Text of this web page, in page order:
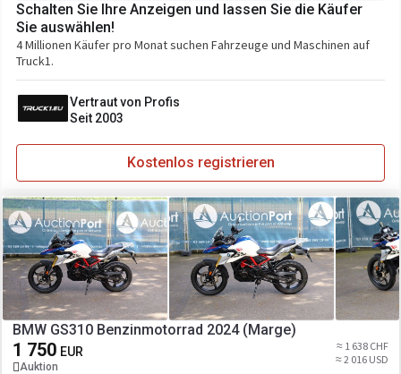
Schalten Sie Ihre Anzeigen und lassen Sie die Käufer
Sie auswählen!
4 Millionen Käufer pro Monat suchen Fahrzeuge und Maschinen auf
Truck1.
Vertraut von Profis
Seit 2003
Kostenlos registrieren
BMW GS310 Benzinmotorrad 2024 (Marge)
1 750 EUR
Auktion
≈ 1 638 CHF
≈ 2 016 USD